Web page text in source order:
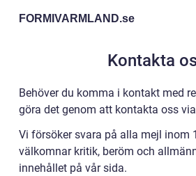
FORMIVARMLAND.se
Kontakta
Behöver du komma i kontakt med
göra det genom att kontakta oss
Vi försöker svara på alla mejl inom
välkomnar kritik, beröm och
innehållet på vår sida.